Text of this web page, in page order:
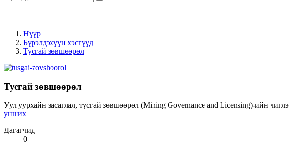
Нүүр
Бүрэлдэхүүн хэсгүүд
Тусгай зөвшөөрөл
Тусгай зөвшөөрөл
Уул уурхайн засаглал, тусгай зөвшөөрөл (Mining Governance and Licensing)-ийн
унших
Дагагчид
0